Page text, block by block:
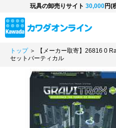
玩具の卸売りサイト 30,000円(
トップ＞ 【メーカー取寄】26816 0
セットバーティカル